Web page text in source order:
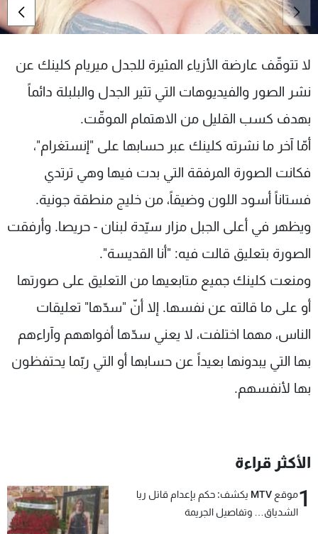
لا تتوقّف عارضة الأزياء المثيرة للجدل ميريام كلينك عن
نشر الصور والفيديوهات التي تثير الجدل والبلبلة دائماً
بهدف كسب القليل من الاهتمام الموقّت.
أمّا آخر ما نشرته كلينك عبر حسابها على "إنستغرام"،
فكانت الصورة المرفقة التي بدت فيها وهي ترتدي
فستاناً أسود اللون وضيقاً، من خليج منطقة جونية.
ويظهر في أعلى الجبل مزار سيّدة لبنان - حريصا. وأرفقت
الصورة بتعليق قالت فيه: "أنا القديسة".
ومنعت كلينك جميع متابعيها من التعليق على صورتها
أو على ما قالته عن نفسها. إلا أنّ "سدّها" تعليقات
الناس، مهما اختلفت، لا يعني سدّها أفواههم وآراءهم
بها التي يبدونها بعيداً عن حسابها أو التي ربّما يحتفظون
بها لأنفسهم.
الأكثر قراءة
1
موقع MTV يكشف: حكم بإعدام قاتل ريا
الشدياق… وتفاصيل الجريمة
شاهد البرامج
الترددات
الإنـتـاج
تواصل معنا
شروط الإسـتخدام
سياسة الخصوصية